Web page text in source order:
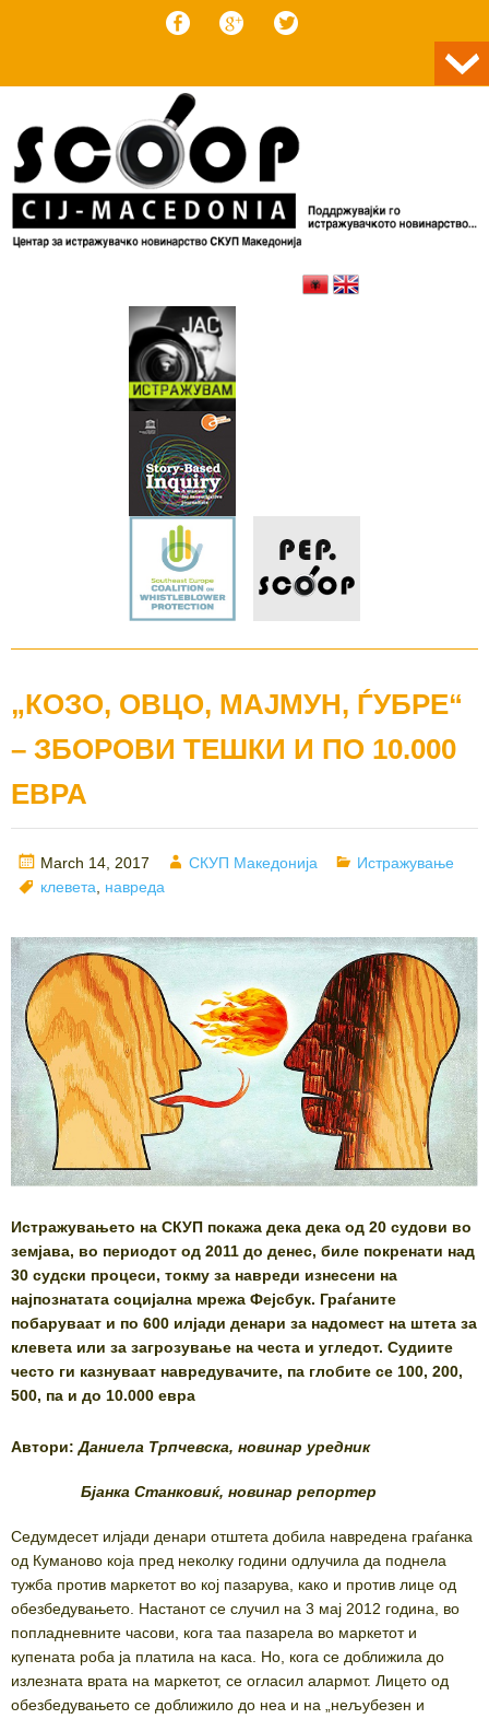
„КОЗО, ОВЦО, МАЈМУН, ЃУБРЕ“
– ЗБОРОВИ ТЕШКИ И ПО 10.000
ЕВРА
Posted
on
March 14, 2017 Author
СКУП Македонија Categories
Истражување
Tags
клевета навреда
Истражувањето на СКУП покажа дека дека од 20 судови во
земјава, во периодот од 2011 до денес, биле покренати над
30 судски процеси, токму за навреди изнесени на
најпознатата социјална мрежа Фејсбук. Граѓаните
побаруваат и по 600 илјади денари за надомест на штета за
клевета или за загрозување на честа и угледот. Судиите
често ги казнуваат навредувачите, па глобите се 100, 200,
500, па и до 10.000 евра
Автори:Даниела Трпчевска, новинар уредник
Бјанка Станковиќ, новинар репортер
Седумдесет илјади денари отштета добила навредена граѓанка
од Куманово која пред неколку години одлучила да поднела
тужба против маркетот во кој пазарува, како и против лице од
обезбедувањето. Настанот се случил на 3 мај 2012 година, во
попладневните часови, кога таа пазарела во маркетот и
купената роба ја платила на каса. Но, кога се доближила до
излезната врата на маркетот, се огласил алармот. Лицето од
обезбедувањето се доближило до неа и на „нељубезен и